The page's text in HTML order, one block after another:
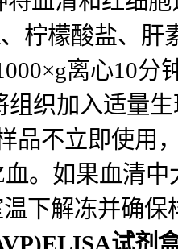
品不立即使
血。如果血清
温下解冻并确
试剂
的系列稀释应
）的稀释：
试剂